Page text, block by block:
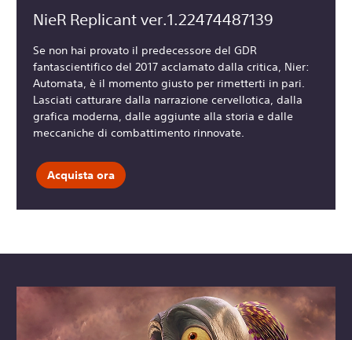
NieR Replicant ver.1.22474487139
Se non hai provato il predecessore del GDR
fantascientifico del 2017 acclamato dalla critica, Nier:
Automata, è il momento giusto per rimetterti in pari.
Lasciati catturare dalla narrazione cervellotica, dalla
grafica moderna, dalle aggiunte alla storia e dalle
meccaniche di combattimento rinnovate.
Acquista ora